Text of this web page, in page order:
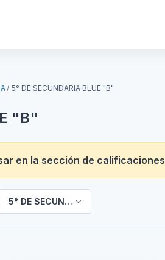
5° DE SECUNDARIA BLUE "B"
"B"
en la sección de calificaciones
5° DE SECUNDARIA BLUE "B"